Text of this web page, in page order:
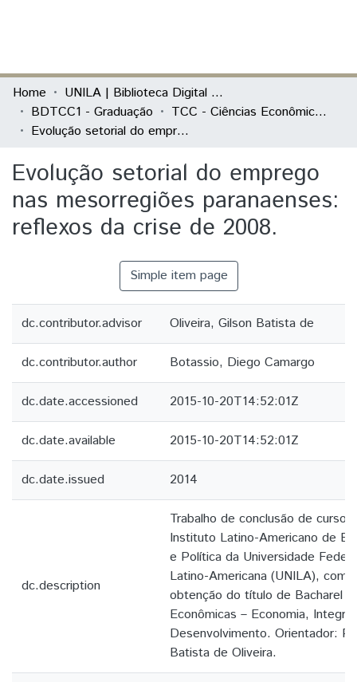
Communities & Collections
All of DSpace
Home
UNILA | Biblioteca Digital de Trabalhos de Conclusão de Curso
BDTCC1 - Graduação
TCC - Ciências Econômicas - Economia, Integração e Desenvolvimento
Evolução setorial do emprego nas mesorregiões paranaenses: reflexos da crise de 2008.
Evolução setorial do emprego
nas mesorregiões paranaenses:
reflexos da crise de 2008.
Simple item page
dc.contributor.advisor Oliveira, Gilson Batista de
dc.contributor.author Botassio, Diego Camargo
dc.date.accessioned 2015-10-20T14:52:01Z
dc.date.available 2015-10-20T14:52:01Z
dc.date.issued 2014
dc.description
Trabalho de conclusão de curso
Instituto Latino-Americano de
e Política da Universidade
Latino-Americana (UNILA),
obtenção do título de Bacharel
Econômicas – Economia,
Desenvolvimento. Orientador:
Batista de Oliveira.